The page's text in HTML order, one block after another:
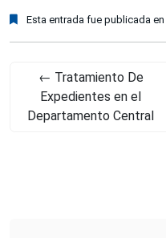
Esta entrada fue publicada en
← Tratamiento De
Expedientes en el
Departamento Central